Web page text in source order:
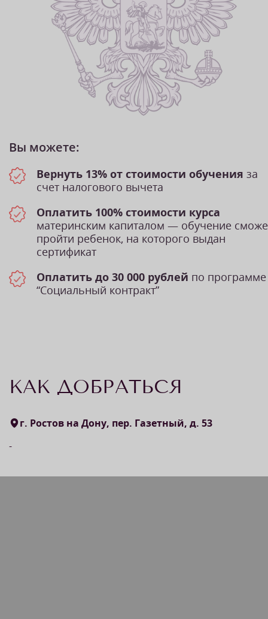
Вы можете:
Вернуть 13% от стоимости обучения за
счет налогового вычета
Оплатить 100% стоимости курса
материнским капиталом — обучение
пройти ребенок, на которого выдан
сертификат
Оплатить до 30 000 рублей по программе
“Социальный контракт”
КАК ДОБРАТЬСЯ
г. Ростов на Дону, пер. Газетный, д. 53
-